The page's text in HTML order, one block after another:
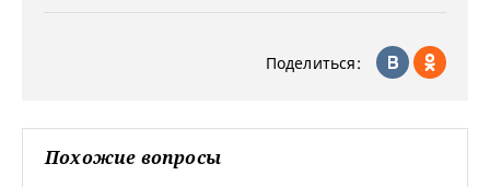
Поделиться:
Похожие вопросы